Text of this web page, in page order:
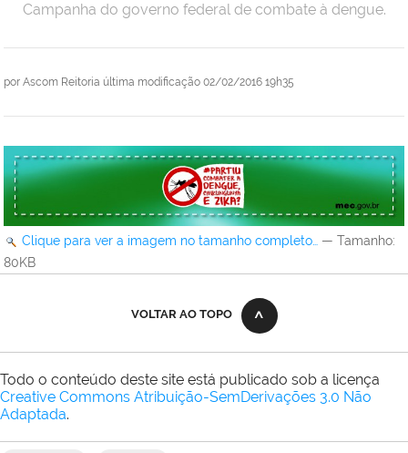
por Ascom Reitoria última modificação 02/02/2016 19h35
Campanha do governo federal de combate à dengue.
Clique para ver a imagem no tamanho completo… — Tamanho:
80KB
VOLTAR AO TOPO
Todo o conteúdo deste site está publicado sob a licença
Creative Commons Atribuição-SemDerivações 3.0 Não
Adaptada.